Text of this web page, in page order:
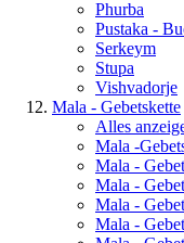
Phurba
Pustaka -
Serkeym
Stupa
Vishvadorje
Mala - Gebetskette
Alles
Mala -
Mala -
Mala -
Mala -
Mala -